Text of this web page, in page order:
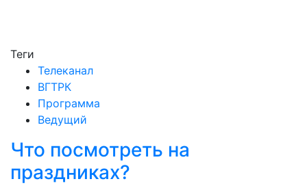
Теги
Телеканал
ВГТРК
Программа
Ведущий
Что посмотреть на
праздниках?